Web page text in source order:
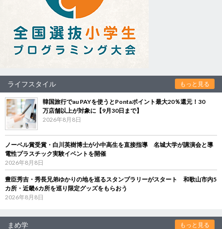
ライフスタイル もっと見る
韓国旅行でau PAYを使うとPontaポイント最大20％還元！30
万店舗以上が対象に【9月30日まで】
2026年8月8日
ノーベル賞受賞・白川英樹博士が小中高生を直接指導 名城大学が講演会と導
電性プラスチック実験イベントを開催
2026年8月8日
豊臣秀吉・秀長兄弟ゆかりの地を巡るスタンプラリーがスタート 和歌山市内5
カ所・近畿6カ所を巡り限定グッズをもらおう
2026年8月8日
まめ学 もっと見る